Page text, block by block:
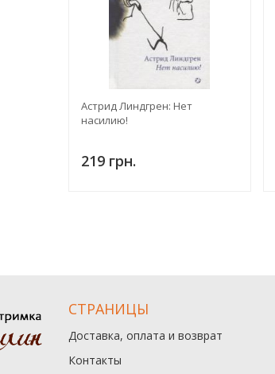
Астрид Линдгрен: Нет
насилию!
219 грн.
СТРАНИЦЫ
Доставка, оплата и возврат
Контакты